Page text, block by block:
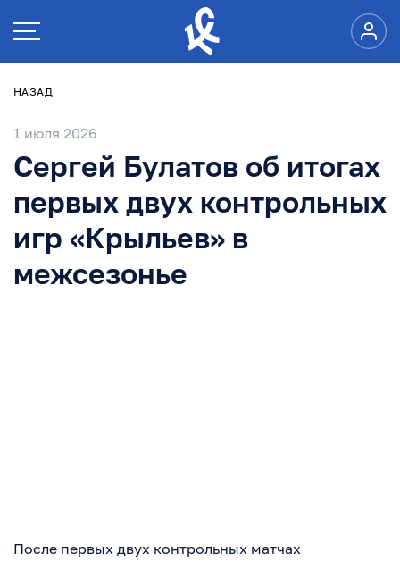
НАЗАД
1 июля 2026
Сергей Булатов об итогах
первых двух контрольных
игр «Крыльев» в
межсезонье
После первых двух контрольных матчах